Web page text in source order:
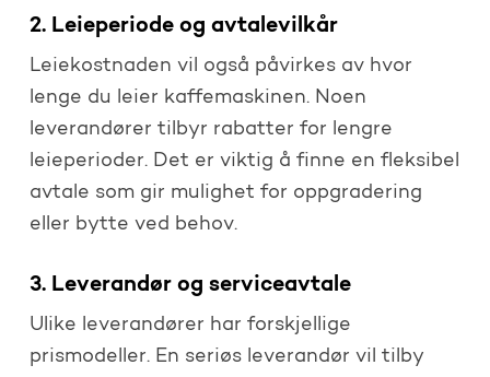
2. Leieperiode og avtalevilkår
Leiekostnaden vil også påvirkes av hvor
lenge du leier kaffemaskinen. Noen
leverandører tilbyr rabatter for lengre
leieperioder. Det er viktig å finne en fleksibel
avtale som gir mulighet for oppgradering
eller bytte ved behov.
3. Leverandør og serviceavtale
Ulike leverandører har forskjellige
prismodeller. En seriøs leverandør vil tilby